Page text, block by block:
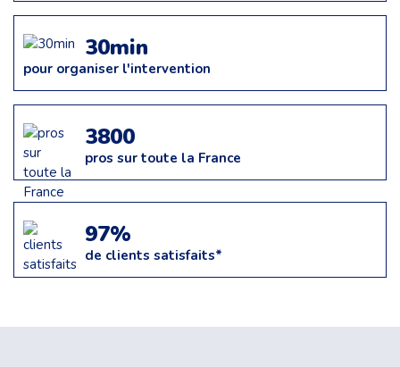
30min
pour organiser l'intervention
3800
pros sur toute la France
97%
de clients satisfaits*